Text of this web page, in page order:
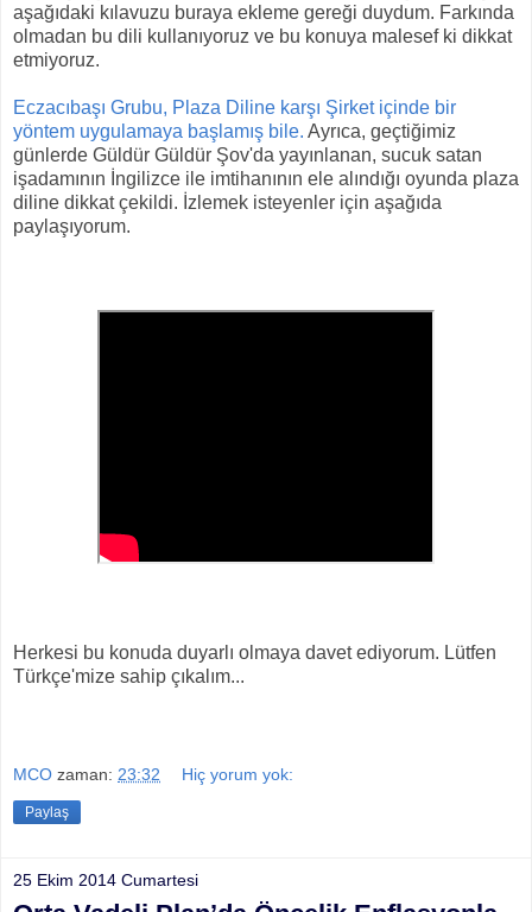
aşağıdaki kılavuzu buraya ekleme gereği duydum. Farkında
olmadan bu dili kullanıyoruz ve bu konuya malesef ki dikkat
etmiyoruz.
Eczacıbaşı Grubu, Plaza Diline karşı Şirket içinde bir
yöntem uygulamaya başlamış bile. Ayrıca, geçtiğimiz
günlerde Güldür Güldür Şov'da yayınlanan, sucuk satan
işadamının İngilizce ile imtihanının ele alındığı oyunda plaza
diline dikkat çekildi. İzlemek isteyenler için aşağıda
paylaşıyorum.
Herkesi bu konuda duyarlı olmaya davet ediyorum. Lütfen
Türkçe'mize sahip çıkalım...
MCO zaman: 23:32 Hiç yorum yok:
Paylaş
25 Ekim 2014 Cumartesi